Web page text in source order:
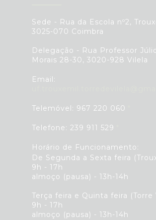
Sede - Rua da Escola nº2,
3025-070 Coimbra
Delegação - Rua Professor
Morais 28-30, 3020-928 Vilela
Email:
Telemóvel: 967 220 060
Telefone: 239 911 529
Horário de Funcionamento:
De Segunda a Sexta feira
9h - 17h
almoço (pausa) - 13h-14h
Terça feira e Quinta feira (Torre
9h - 17h
almoço (pausa) - 13h-14h